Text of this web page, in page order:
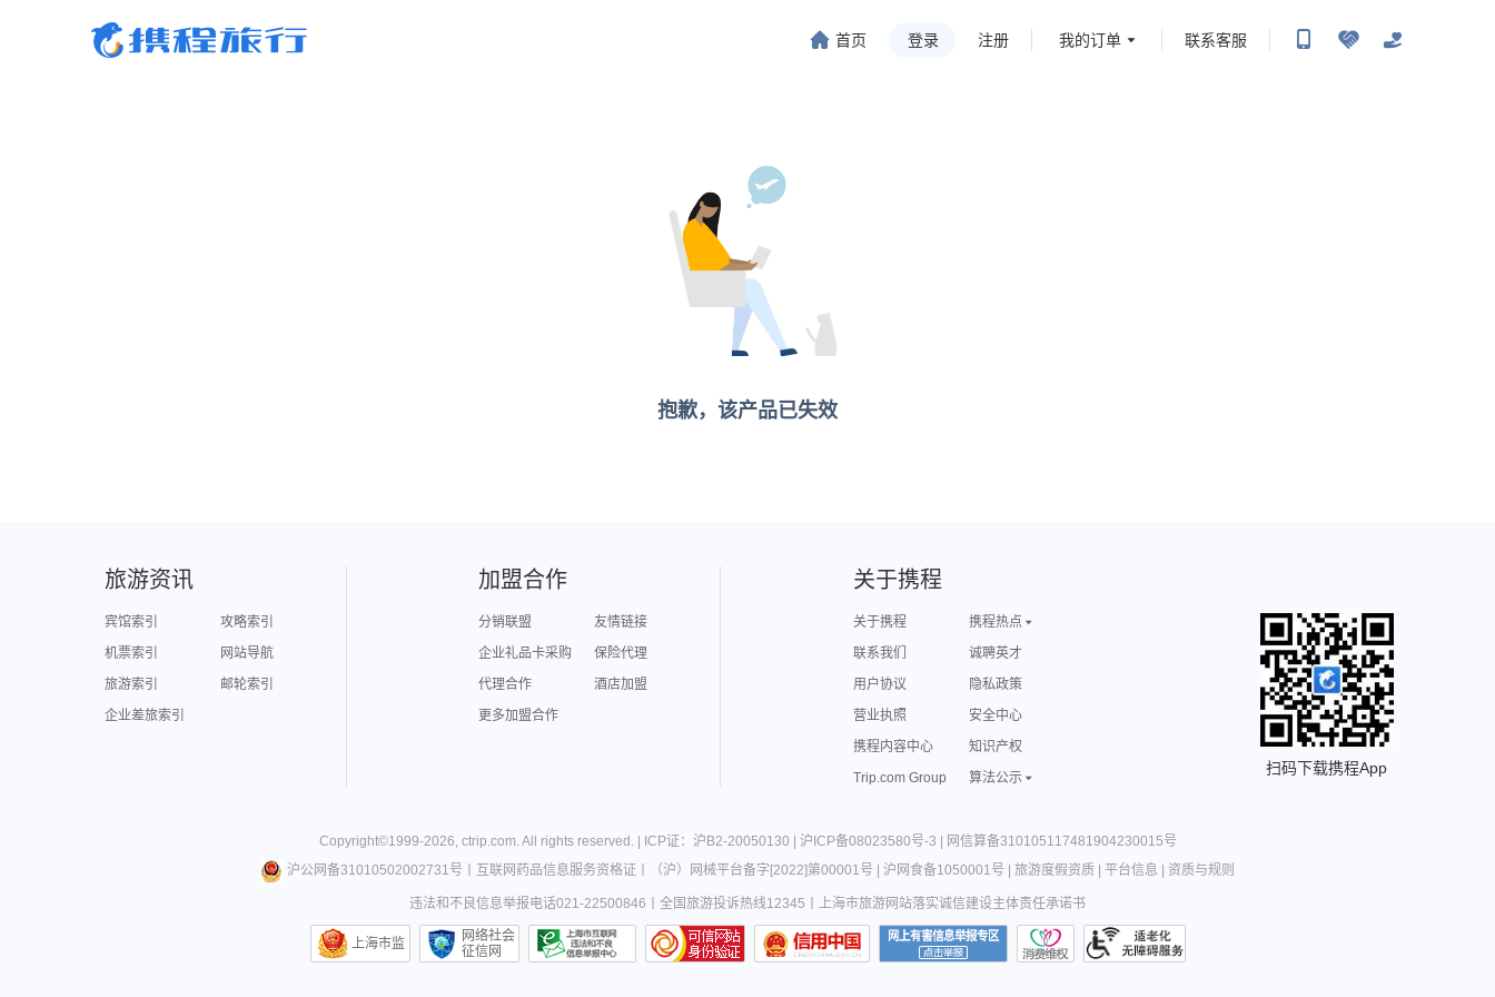
首页 登录 注册 我的订单 联系客服
抱歉，该产品已失效
旅游资讯
宾馆索引
攻略索引
机票索引
网站导航
旅游索引
邮轮索引
企业差旅索引
加盟合作
分销联盟
友情链接
企业礼品卡采购
保险代理
代理合作
酒店加盟
更多加盟合作
关于携程
关于携程
携程热点
联系我们
诚聘英才
用户协议
隐私政策
营业执照
安全中心
携程内容中心
知识产权
Trip.com Group
算法公示
扫码下载携程App
Copyright©1999-2026, ctrip.com. All rights reserved. | ICP证：沪B2-20050130 沪ICP备08023580号-3
网信算备310105117481904230015号
沪公网备31010502002731号
互联网药品信息服务资格证 （沪）网械平台备字[2022]第00001号 沪网食备1050001号 旅游度假资质| 平台信息 资质与规则
违法和不良信息举报电话021-22500846 全国旅游投诉热线12345 上海市旅游网站落实诚信建设主体责任承诺书
上海市监
网络社会
征信网